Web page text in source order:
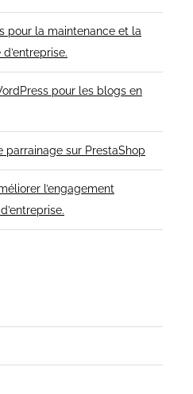
pour la maintenance et la
pour les blogs en
sur PrestaShop
l’engagement